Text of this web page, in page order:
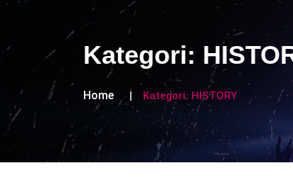
Kategori:
Home Kategori: HISTORY